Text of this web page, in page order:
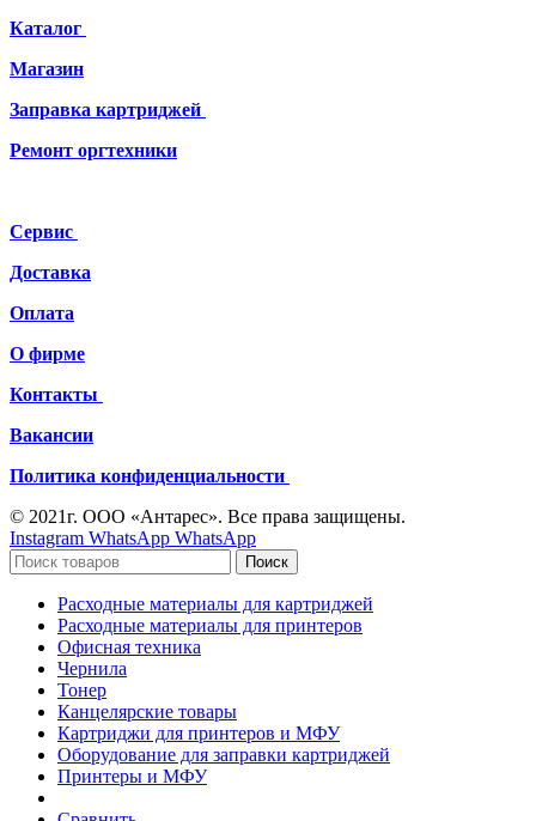
Каталог
Магазин
Заправка картриджей
Ремонт оргтехники
Сервис
Доставка
Оплата
О фирме
Контакты
Вакансии
Политика конфиденциальности
© 2021г. ООО «Антарес». Все права защищены.
Instagram WhatsApp WhatsApp
Поиск
Расходные материалы для картриджей
Расходные материалы для принтеров
Офисная техника
Чернила
Тонер
Канцелярские товары
Картриджи для принтеров и МФУ
Оборудование для заправки картриджей
Принтеры и МФУ